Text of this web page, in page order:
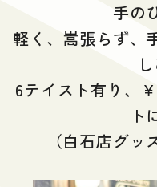
手の
軽く、嵩張らず、
6テイスト有り、
ト
（白石店グッ